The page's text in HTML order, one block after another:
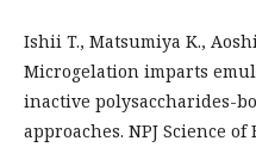
Ishii T., Matsumiya K.,
Microgelation imparts
inactive polysaccharides-
approaches. NPJ Science of